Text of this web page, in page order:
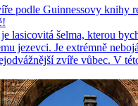
podle Guinnessovy knihy
lasicovitá šelma, kterou
jezevci. Je extrémně
zvíře vůbec. V